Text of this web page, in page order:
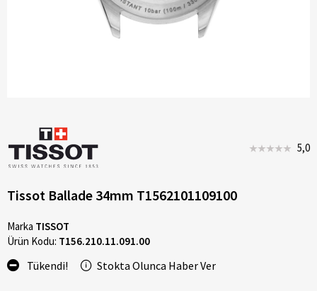
5,0
Tissot Ballade 34mm T1562101109100
Marka TISSOT
Ürün Kodu: T156.210.11.091.00
Tükendi! Stokta Olunca Haber Ver